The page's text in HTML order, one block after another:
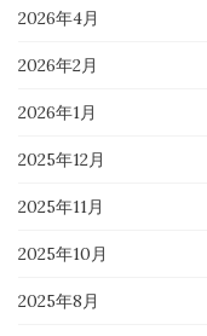
2026年4月
2026年2月
2026年1月
2025年12月
2025年11月
2025年10月
2025年8月